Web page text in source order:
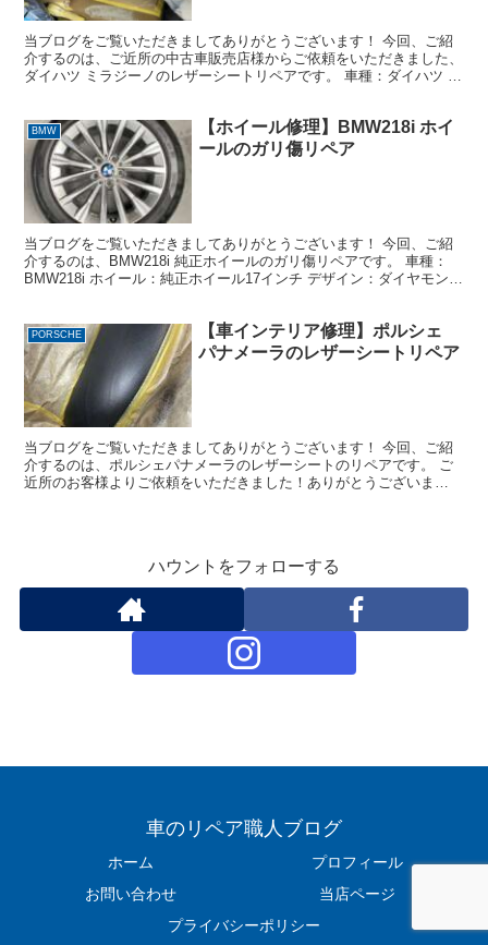
当ブログをご覧いただきましてありがとうございます！ 今回、ご紹
介するのは、ご近所の中古車販売店様からご依頼をいただきました、
ダイハツ ミラジーノのレザーシートリペアです。 車種：ダイハツ ミ
BMW
【ホイール修理】BMW218i ホイ
ールのガリ傷リペア
当ブログをご覧いただきましてありがとうございます！ 今回、ご紹
介するのは、BMW218i 純正ホイールのガリ傷リペアです。 車種：
BMW218i ホイール：純正ホイール17インチ デザイン：ダイヤモンド
PORSCHE
【車インテリア修理】ポルシェ
パナメーラのレザーシートリペア
当ブログをご覧いただきましてありがとうございます！ 今回、ご紹
介するのは、ポルシェパナメーラのレザーシートのリペアです。 ご
近所のお客様よりご依頼をいただきました！ありがとうございま
ハウントをフォローする
車のリペア職人ブログ
ホーム
プロフィール
お問い合わせ
当店ページ
プライバシーポリシー